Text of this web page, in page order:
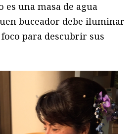
es una masa de agua
buceador debe iluminar
para descubrir sus